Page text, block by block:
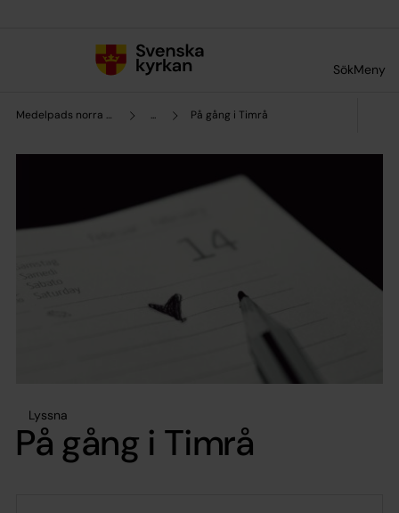
SökMeny
Medelpads norra pastorat ... På gång i Timrå
Lyssna
På gång i Timrå